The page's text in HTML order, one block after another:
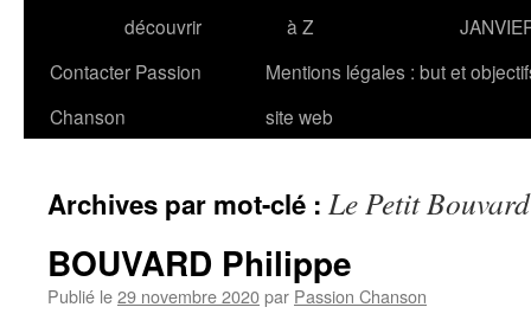
découvrir
à Z
Contacter Passion
Chanson
Mentions légales : but et
site web
Archives par mot-clé : Le Petit
BOUVARD Philippe
Publié le29 novembre 2020par Passion Chanson